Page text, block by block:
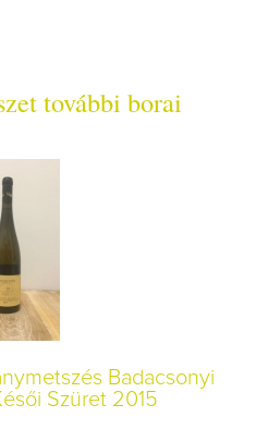
további borai
Badacsonyi
Szüret 2015